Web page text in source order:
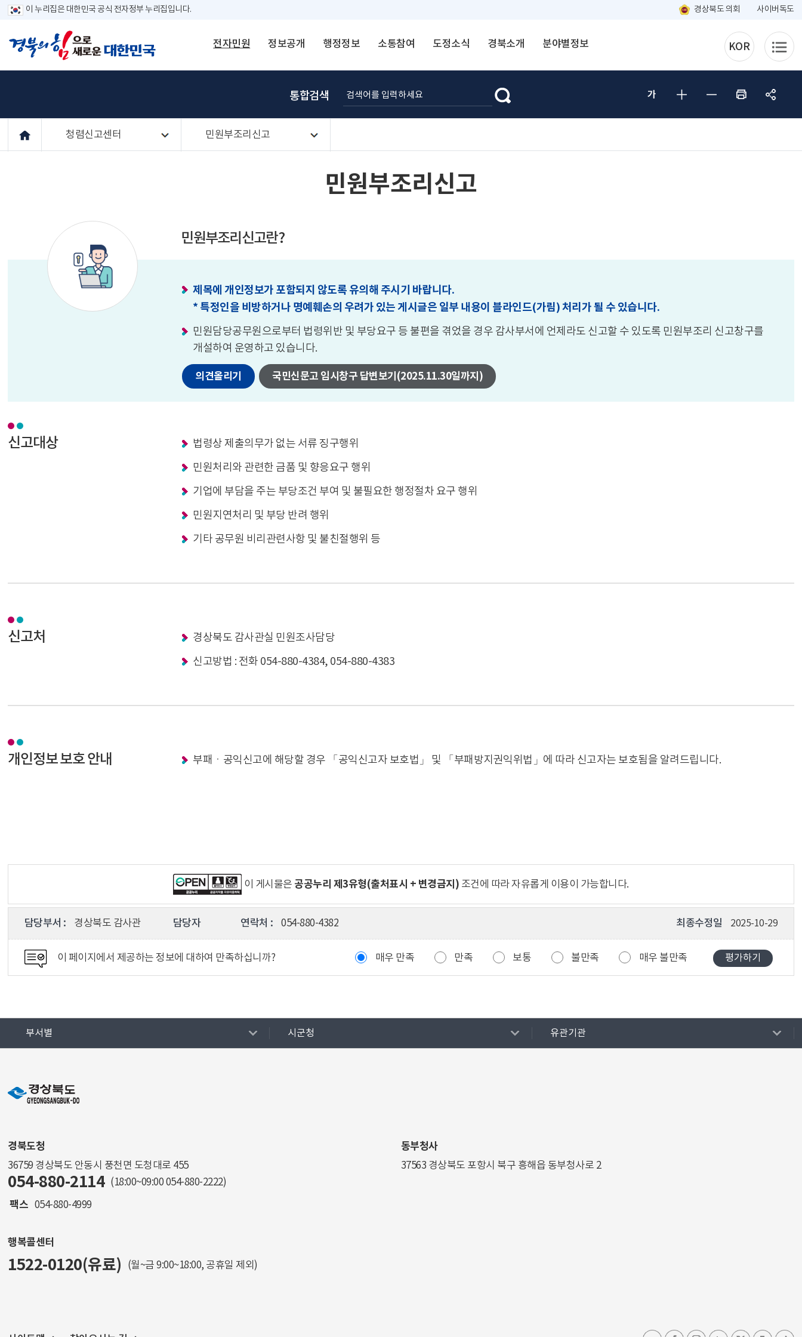
이 누리집은 대한민국 공식 전자정부 누리집입니다. 경상북도 의회 사이버독도
전자민원 정보공개 행정정보 소통참여 도정소식 경북소개 분야별정보 KOR
통합검색
청렴신고센터 민원부조리신고
민원부조리신고
민원부조리신고란?
제목에 개인정보가 포함되지 않도록 유의해 주시기 바랍니다.
* 특정인을 비방하거나 명예훼손의 우려가 있는 게시글은 일부 내용이 블라인드(가림) 처리가 될 수 있습니다.
민원담당공무원으로부터 법령위반 및 부당요구 등 불편을 겪었을 경우 감사부서에 언제라도 신고할 수 있도록 민원부조리 신고창구를
개설하여 운영하고 있습니다.
의견올리기 국민신문고 임시창구 답변보기(2025.11.30일까지)
신고대상
법령상 제출의무가 없는 서류 징구행위
민원처리와 관련한 금품 및 향응요구 행위
기업에 부담을 주는 부당조건 부여 및 불필요한 행정절차 요구 행위
민원지연처리 및 부당 반려 행위
기타 공무원 비리관련사항 및 불친절행위 등
신고처
경상북도 감사관실 민원조사담당
신고방법 : 전화 054-880-4384, 054-880-4383
개인정보 보호 안내 부패ㆍ공익신고에 해당할 경우 「공익신고자 보호법」 및 「부패방지권익위법」에 따라 신고자는 보호됨을 알려드립니다.
이 게시물은 공공누리 제3유형(출처표시 + 변경금지) 조건에 따라 자유롭게 이용이 가능합니다.
담당부서 : 경상북도 감사관 담당자 연락처 : 054-880-4382 최종수정일 2025-10-29
이 페이지에서 제공하는 정보에 대하여 만족하십니까? 매우 만족 만족 보통 불만족 매우 불만족
부서별 시군청 유관기관
경북도청
36759 경상북도 안동시 풍천면 도청대로 455
054-880-2114 (18:00~09:00 054-880-2222)
팩스 054-880-4999
동부청사
37563 경상북도 포항시 북구 흥해읍 동부청사로 2
행복콜센터
1522-0120(유료) (월~금 9:00~18:00, 공휴일 제외)